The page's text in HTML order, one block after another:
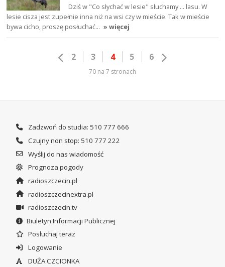
Dziś w "Co słychać w lesie" słuchamy ... lasu. W
lesie cisza jest zupełnie inna niż na wsi czy w mieście. Tak w mieście
bywa cicho, proszę posłuchać… » więcej
2 3 4 5 6
70 na 7 stronach
Zadzwoń do studia: 510 777 666
Czujny non stop: 510 777 222
Wyślij do nas wiadomość
Prognoza pogody
radioszczecin.pl
radioszczecinextra.pl
radioszczecin.tv
Biuletyn Informacji Publicznej
Posłuchaj teraz
Logowanie
DUŻA CZCIONKA